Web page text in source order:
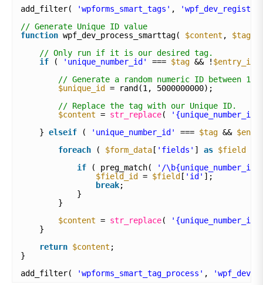
add_filter(
'wpforms_smart_tags' ,
// Generate Unique ID value
function wpf_dev_process_smarttag( $content , $tag
// Only run if it is our desired tag.
if
( 'unique_number_id' === $tag && ! $entry_id
// Generate a random numeric ID between 1
$unique_id
= rand(1, 5000000000);
// Replace the tag with our Unique ID.
$content = str_replace(
} elseif ( 'unique_number_id' === $tag &&
foreach
( $form_data [ 'fields' ] as $field
if
( preg_match(
'/
$field_id
= $field [ 'id' ];
break;
}
}
$content = str_replace(
}
return $content ;
}
add_filter(
'wpforms_smart_tag_process' ,